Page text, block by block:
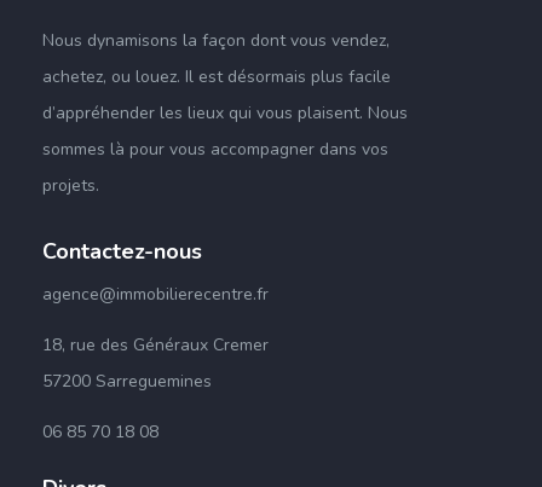
Nous dynamisons la façon dont vous vendez,
achetez, ou louez. Il est désormais plus facile
d’appréhender les lieux qui vous plaisent. Nous
sommes là pour vous accompagner dans vos
projets.
Contactez-nous
agence@immobilierecentre.fr
18, rue des Généraux Cremer
57200 Sarreguemines
06 85 70 18 08